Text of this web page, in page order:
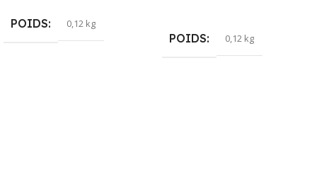
POIDS 0,12 kg
POIDS 0,12 kg